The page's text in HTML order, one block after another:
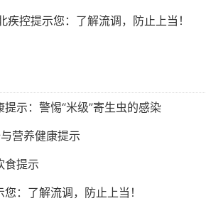
疾控提示您：了解流调，防止上当！
示：警惕“米级”寄生虫的感染
营养健康提示
食提示
：了解流调，防止上当！